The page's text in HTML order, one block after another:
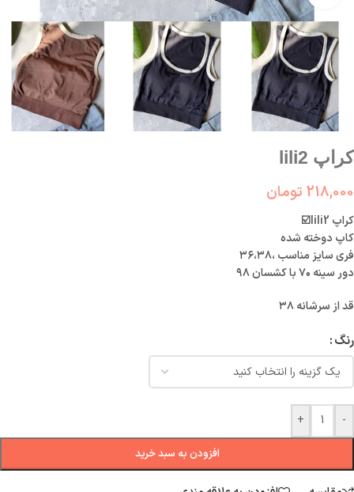
کراپ lili2
218,000 تومان
کراپ lili2☑️
کاپ دوخته شده
فری سایز مناسب ،۳۶،۳۸
دور سینه ۷۰ با کشسان ۹۸
قد از سرشانه ۳۸
رنگ
-
+
افزودن به سبد خرید